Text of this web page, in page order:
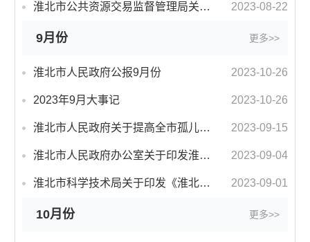
淮北市公共资源交易监督管理局关于印发《淮北市房屋建筑和市政基础设施项目工程总承包招标投标导则（试行）》的通知 2023-08-22
9月份 更多>>
淮北市人民政府公报9月份 2023-10-26
2023年9月大事记 2023-10-26
淮北市人民政府关于提高全市孤儿基本生活保障标准的通知 2023-09-15
淮北市人民政府办公室关于印发淮北市开发区高质量发展综合考评方案的通知 2023-09-04
淮北市科学技术局关于印发《淮北市科技计划项目管理办法（试行）》的通知 2023-09-01
10月份 更多>>